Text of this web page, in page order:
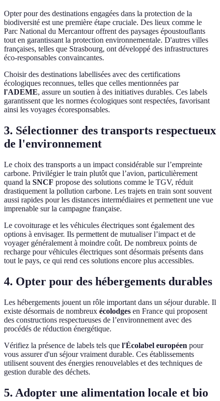
Opter pour des destinations engagées dans la protection de la
biodiversité est une première étape cruciale. Des lieux comme le
Parc National du Mercantour offrent des paysages époustouflants
tout en garantissant la protection environnementale. D'autres villes
françaises, telles que Strasbourg, ont développé des infrastructures
éco-responsables convaincantes.
Choisir des destinations labellisées avec des certifications
écologiques reconnues, telles que celles mentionnées par
l'ADEME, assure un soutien à des initiatives durables. Ces labels
garantissent que les normes écologiques sont respectées, favorisant
ainsi les voyages écoresponsables.
3. Sélectionner des transports respectueux
de l'environnement
Le choix des transports a un impact considérable sur l’empreinte
carbone. Privilégier le train plutôt que l’avion, particulièrement
quand la SNCF propose des solutions comme le TGV, réduit
drastiquement la pollution carbone. Les trajets en train sont souvent
aussi rapides pour les distances intermédiaires et permettent une vue
imprenable sur la campagne française.
Le covoiturage et les véhicules électriques sont également des
options à envisager. Ils permettent de mutualiser l’impact et de
voyager généralement à moindre coût. De nombreux points de
recharge pour véhicules électriques sont désormais présents dans
tout le pays, ce qui rend ces solutions encore plus accessibles.
4. Opter pour des hébergements durables
Les hébergements jouent un rôle important dans un séjour durable. Il
existe désormais de nombreux écolodges en France qui proposent
des constructions respectueuses de l’environnement avec des
procédés de réduction énergétique.
Vérifiez la présence de labels tels que l'Écolabel européen pour
vous assurer d'un séjour vraiment durable. Ces établissements
utilisent souvent des énergies renouvelables et des techniques de
gestion durable des déchets.
5. Adopter une alimentation locale et bio